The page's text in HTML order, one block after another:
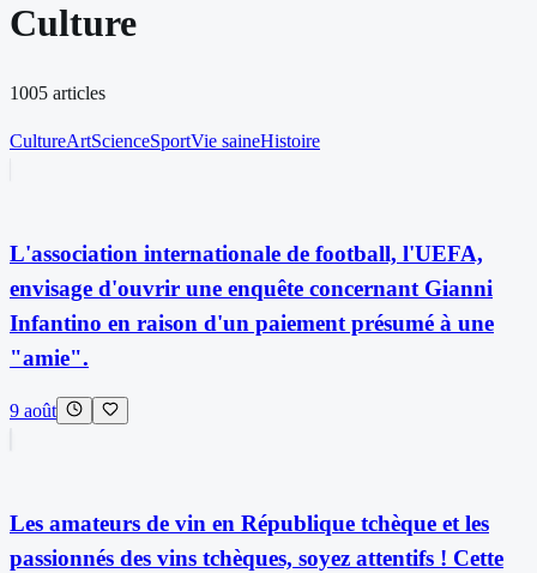
Culture
1005 articles
CultureArtScienceSportVie saineHistoire
L'association internationale de football, l'UEFA,
envisage d'ouvrir une enquête concernant Gianni
Infantino en raison d'un paiement présumé à une
"amie".
9 août
Les amateurs de vin en République tchèque et les
passionnés des vins tchèques, soyez attentifs ! Cette